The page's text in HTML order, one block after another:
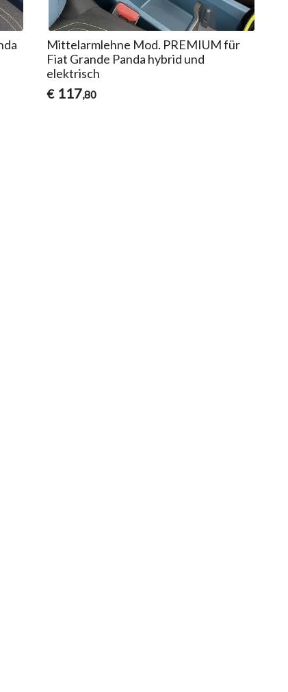
Mittelarmlehne Mod. PREMIUM für
Fiat Grande Panda hybrid und
elektrisch
€ 117,80